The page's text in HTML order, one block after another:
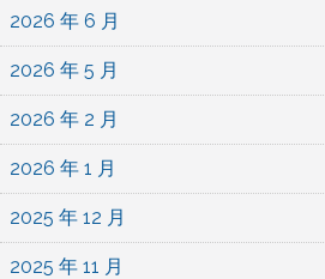
2026 年 6 月
2026 年 5 月
2026 年 2 月
2026 年 1 月
2025 年 12 月
2025 年 11 月